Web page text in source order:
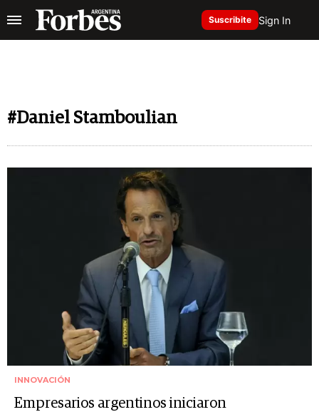
Suscribite Sign In
#Daniel Stamboulian
INNOVACIÓN
Empresarios argentinos iniciaron